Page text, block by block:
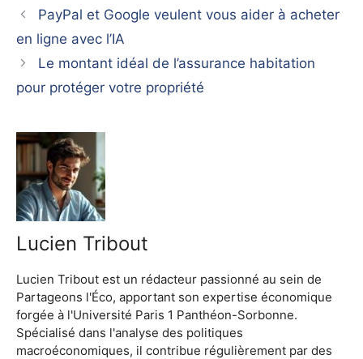
PayPal et Google veulent vous aider à acheter
en ligne avec l’IA
Le montant idéal de l’assurance habitation
pour protéger votre propriété
Lucien Tribout
Lucien Tribout est un rédacteur passionné au sein de
Partageons l'Éco, apportant son expertise économique
forgée à l'Université Paris 1 Panthéon-Sorbonne.
Spécialisé dans l'analyse des politiques
macroéconomiques, il contribue régulièrement par des